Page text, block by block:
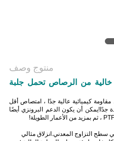
منتوج وصف
خالية من الرصاص تحمل جلبة
كيميائية عالية جدًا ، امتصاص أقل
جدًا!يمكن أن يكون الدعم البرونزي أيضًا